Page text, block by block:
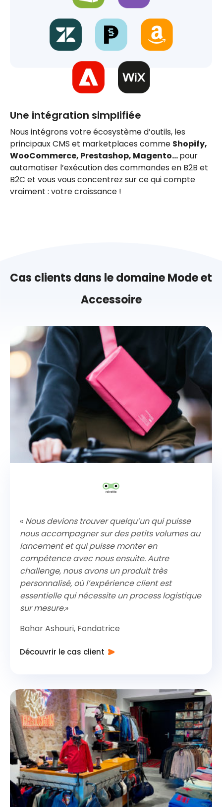
Une intégration simplifiée
Nous intégrons votre écosystème d’outils, les
principaux CMS et marketplaces comme Shopify,
WooCommerce, Prestashop, Magento…pour
automatiser l’exécution des commandes en B2B et
B2C et vous vous concentrez sur ce qui compte
vraiment : votre croissance !
Cas clients dans le domaine Mode et
Accessoire
Découvrir le cas client
« Nous devions trouver quelqu’un qui puisse
nous accompagner sur des petits volumes au
lancement et qui puisse monter en
compétence avec nous ensuite. Autre
challenge, nous avons un produit très
personnalisé, où l’expérience client est
essentielle qui nécessite un process logistique
sur mesure.»
Bahar Ashouri, Fondatrice